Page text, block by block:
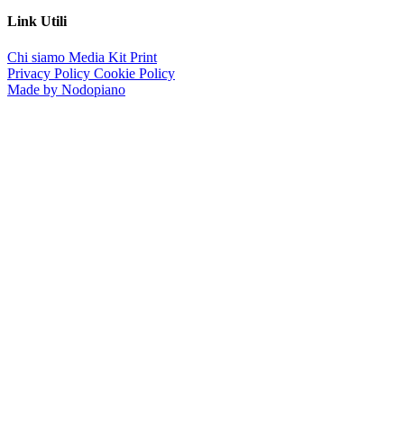
Link Utili
Chi siamo Media Kit Print
Privacy Policy Cookie Policy
Made by Nodopiano